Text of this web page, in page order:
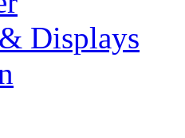
Displays